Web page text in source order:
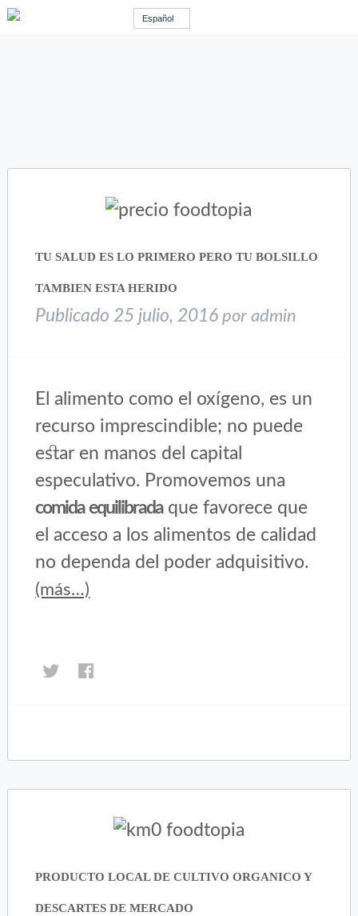
Español
TU SALUD ES LO PRIMERO PERO TU BOLSILLO
TAMBIEN ESTA HERIDO
Publicado 25 julio, 2016 por admin
El alimento como el oxígeno, es un
recurso imprescindible; no puede
estar en manos del capital
especulativo. Promovemos una
comida equilibradaque favorece que
el acceso a los alimentos de calidad
no dependa del poder adquisitivo.
(más…)
Haz
clic
Twitter
abre
Facebook
abre
una
PRODUCTO LOCAL DE CULTIVO ORGANICO Y
DESCARTES DE MERCADO